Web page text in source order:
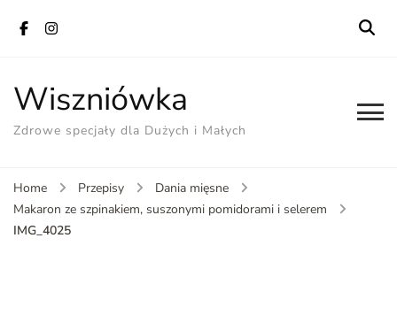
Wiszniówka
Zdrowe specjały dla Dużych i Małych
Home Przepisy
Dania mięsne
Makaron ze szpinakiem, suszonymi pomidorami i selerem
IMG_4025